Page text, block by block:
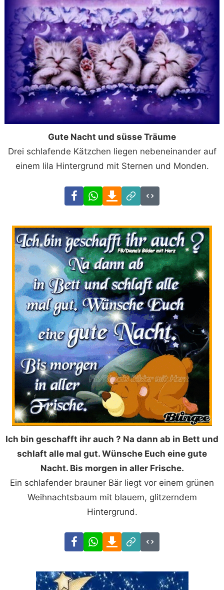
Gute Nacht und süsse Träume
Drei schlafende Kätzchen liegen nebeneinander auf
einem lila Hintergrund mit Sternen und Monden.
FacebookWhatsAppDownload
Link
Code
Ich bin geschafft ihr auch ? Na dann ab in Bett und
schlaft alle mal gut. Wünsche Euch eine gute
Nacht. Bis morgen in aller Frische.
Ein schlafender brauner Bär liegt vor einem grünen
Weihnachtsbaum mit blauem, glitzerndem
Hintergrund.
FacebookWhatsAppDownload
Link
Code